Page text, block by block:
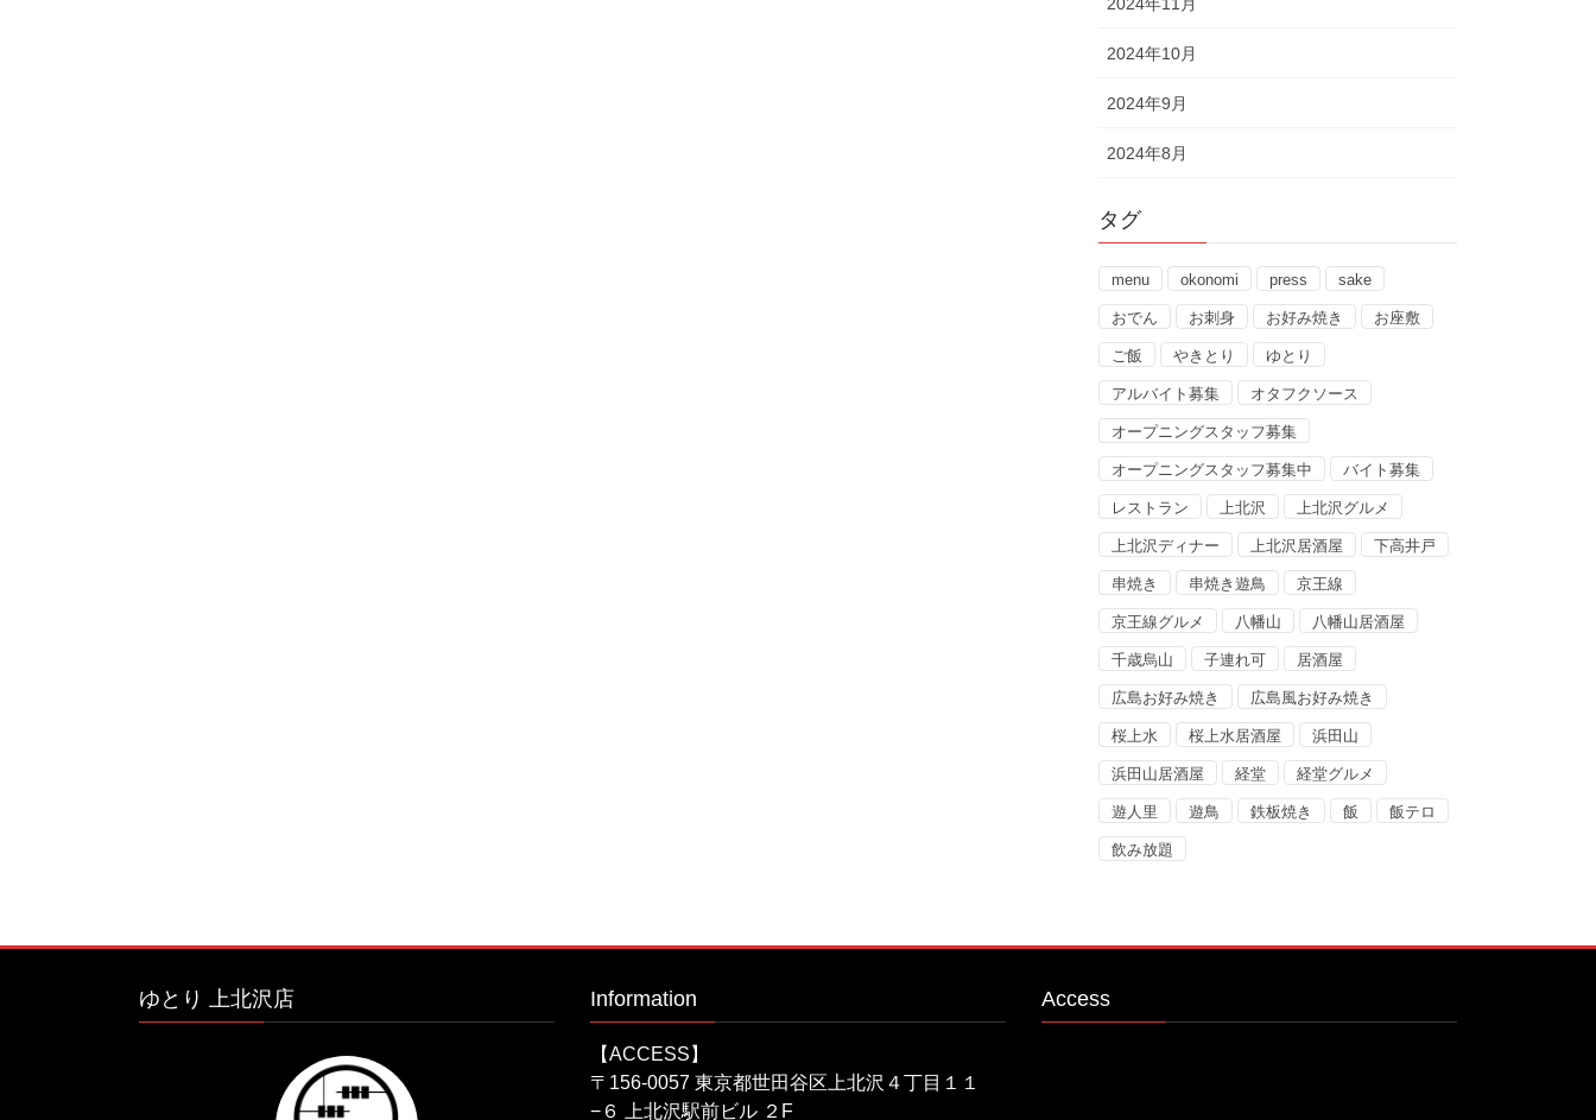
2024年10月
2024年9月
2024年8月
タグ
menu okonomi press sake
おでん お刺身 お好み焼き お座敷
ご飯 やきとり ゆとり
アルバイト募集 オタフクソース
オープニングスタッフ募集
オープニングスタッフ募集中 バイト募集
レストラン 上北沢 上北沢グルメ
上北沢ディナー 上北沢居酒屋 下高井戸
串焼き 串焼き遊鳥 京王線
京王線グルメ 八幡山 八幡山居酒屋
千歳烏山 子連れ可 居酒屋
広島お好み焼き 広島風お好み焼き
桜上水 桜上水居酒屋 浜田山
浜田山居酒屋 経堂 経堂グルメ
遊人里 遊鳥 鉄板焼き 飯 飯テロ
飲み放題
ゆとり 上北沢店 Information
【ACCESS】
〒156-0057 東京都世田谷区上北沢４丁目１１
−６ 上北沢駅前ビル ２F
Access